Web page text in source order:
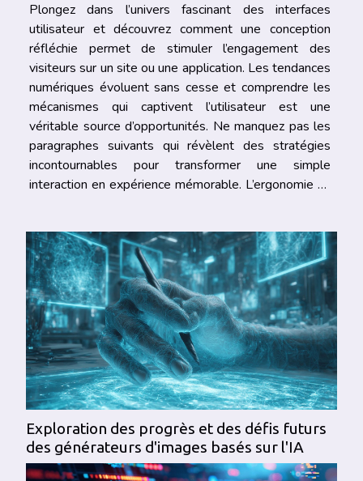
Plongez dans l’univers fascinant des interfaces
utilisateur et découvrez comment une conception
réfléchie permet de stimuler l’engagement des
visiteurs sur un site ou une application. Les tendances
numériques évoluent sans cesse et comprendre les
mécanismes qui captivent l’utilisateur est une
véritable source d’opportunités. Ne manquez pas les
paragraphes suivants qui révèlent des stratégies
incontournables pour transformer une simple
interaction en expérience mémorable. L’ergonomie au
Exploration des progrès et des défis futurs
des générateurs d'images basés sur l'IA